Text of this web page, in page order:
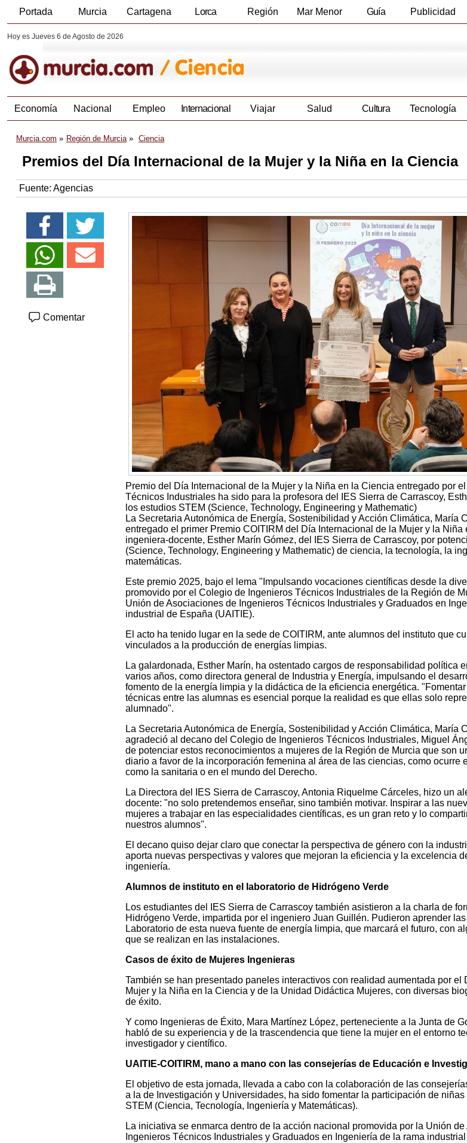
Portada Murcia Cartagena Lorca Región Mar Menor Guía Publicidad
Hoy es Jueves 6 de Agosto de 2026
Economía Nacional Empleo Internacional Viajar Salud Cultura Tecnología
Murcia.com Región de Murcia Ciencia
Premios del Día Internacional de la Mujer y la Niña en la Ciencia
Fuente: Agencias
Comentar
Premio del Día Internacional de la Mujer y la Niña en la Ciencia entregado por
Técnicos Industriales ha sido para la profesora del IES Sierra de Carrascoy,
los estudios STEM (Science, Technology, Engineering y Mathematic)
La Secretaria Autonómica de Energía, Sostenibilidad y Acción Climática, María
entregado el primer Premio COITIRM del Día Internacional de la Mujer y la Niña
ingeniera-docente, Esther Marín Gómez, del IES Sierra de Carrascoy, por
(Science, Technology, Engineering y Mathematic) de ciencia, la tecnología, la
matemáticas.
Este premio 2025, bajo el lema "Impulsando vocaciones científicas desde la
promovido por el Colegio de Ingenieros Técnicos Industriales de la Región de
Unión de Asociaciones de Ingenieros Técnicos Industriales y Graduados en
industrial de España (UAITIE).
El acto ha tenido lugar en la sede de COITIRM, ante alumnos del instituto que
vinculados a la producción de energías limpias.
La galardonada, Esther Marín, ha ostentado cargos de responsabilidad política
varios años, como directora general de Industria y Energía, impulsando el
fomento de la energía limpia y la didáctica de la eficiencia energética.
técnicas entre las alumnas es esencial porque la realidad es que ellas solo
alumnado".
La Secretaria Autonómica de Energía, Sostenibilidad y Acción Climática, María
agradeció al decano del Colegio de Ingenieros Técnicos Industriales, Miguel
de potenciar estos reconocimientos a mujeres de la Región de Murcia que son
diario a favor de la incorporación femenina al área de las ciencias, como ocurre
como la sanitaria o en el mundo del Derecho.
La Directora del IES Sierra de Carrascoy, Antonia Riquelme Cárceles, hizo un
docente: "no solo pretendemos enseñar, sino también motivar. Inspirar a las
mujeres a trabajar en las especialidades científicas, es un gran reto y lo
nuestros alumnos".
El decano quiso dejar claro que conectar la perspectiva de género con la
aporta nuevas perspectivas y valores que mejoran la eficiencia y la excelencia
ingeniería.
Alumnos de instituto en el laboratorio de Hidrógeno Verde
Los estudiantes del IES Sierra de Carrascoy también asistieron a la charla de
Hidrógeno Verde, impartida por el ingeniero Juan Guillén. Pudieron aprender las
Laboratorio de esta nueva fuente de energía limpia, que marcará el futuro, con
que se realizan en las instalaciones.
Casos de éxito de Mujeres Ingenieras
También se han presentado paneles interactivos con realidad aumentada por el
Mujer y la Niña en la Ciencia y de la Unidad Didáctica Mujeres, con diversas
de éxito.
Y como Ingenieras de Éxito, Mara Martínez López, perteneciente a la Junta de
habló de su experiencia y de la trascendencia que tiene la mujer en el entorno
investigador y científico.
UAITIE-COITIRM, mano a mano con las consejerías de Educación e
El objetivo de esta jornada, llevada a cabo con la colaboración de las
a la de Investigación y Universidades, ha sido fomentar la participación de
STEM (Ciencia, Tecnología, Ingeniería y Matemáticas).
La iniciativa se enmarca dentro de la acción nacional promovida por la Unión
Ingenieros Técnicos Industriales y Graduados en Ingeniería de la rama